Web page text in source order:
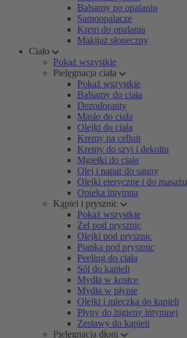
Balsamy po opalaniu
Samoopalacze
Krem do opalania
Makijaż słoneczny
Ciało
Pokaż wszystkie
Pielęgnacja ciała
Pokaż wszystkie
Balsamy do ciała
Dezodoranty
Masło do ciała
Olejki do ciała
Kremy na celluit
Kremy do szyi i dekoltu
Mgiełki do ciała
Olej i napar do sauny
Olejki eteryczne i do masażu
Opieka intymna
Kąpiel i prysznic
Pokaż wszystkie
Żel pod prysznic
Olejki pod prysznic
Pianka pod prysznic
Peeling do ciała
Sól do kąpieli
Mydła w kostce
Mydła w płynie
Olejki i mleczka do kąpieli
Płyny do higieny intymnej
Zestawy do kąpieli
Pielęgnacja dłoni